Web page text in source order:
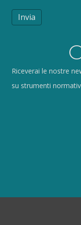
Riceverai le nostre
su strumenti
Invia